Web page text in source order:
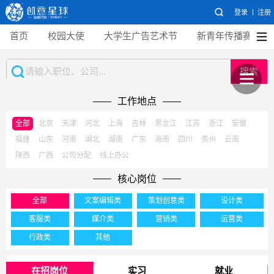
登录 注册
首页 校园大使 大学生广告艺术节 新青年传播赛
搜索
工作地点
全部 北京 天津 河北 上海 吉林 黑龙江 江苏 浙江
安徽
福建
山东 河南 湖北 湖南 广东 海南 四川 贵州
云南
陕西
广西 公司分配 线上办公
核心岗位
全部 文案编辑类 策划创意类 设计类
客服类 媒介类 营销类 运营类
行政类 其他
在招岗位 实习 就业